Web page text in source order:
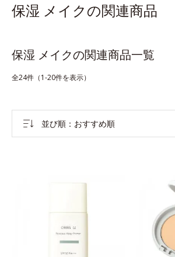
保湿 メイクの関連商品
保湿 メイクの関連商品一覧
全24件（1-20件を表示）
並び順 おすすめ順